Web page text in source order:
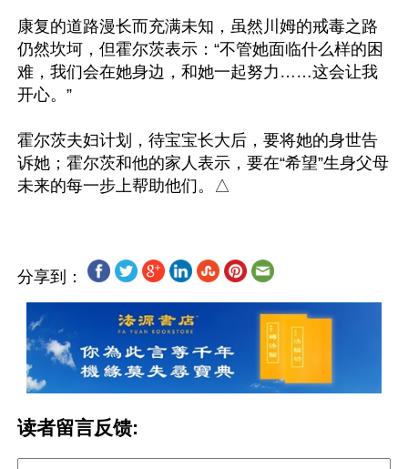
康复的道路漫长而充满未知，虽然川姆的戒毒之路
仍然坎坷，但霍尔茨表示：“不管她面临什么样的困
难，我们会在她身边，和她一起努力……这会让我
开心。”
霍尔茨夫妇计划，待宝宝长大后，要将她的身世告
诉她；霍尔茨和他的家人表示，要在“希望”生身父母
分享到：
读者留言反馈: